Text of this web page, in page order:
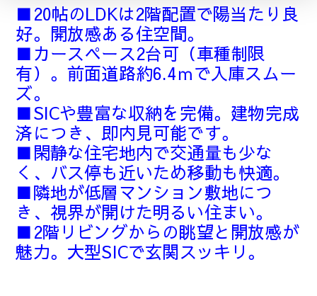
■20帖のLDKは2階配置で陽当たり良
好。開放感ある住空間。
■カースペース2台可（車種制限
有）。前面道路約6.4ｍで入庫スムー
ズ。
■SICや豊富な収納を完備。建物完成
済につき、即内見可能です。
■閑静な住宅地内で交通量も少な
く、バス停も近いため移動も快適。
■隣地が低層マンション敷地につ
き、視界が開けた明るい住まい。
■2階リビングからの眺望と開放感が
魅力。大型SICで玄関スッキリ。